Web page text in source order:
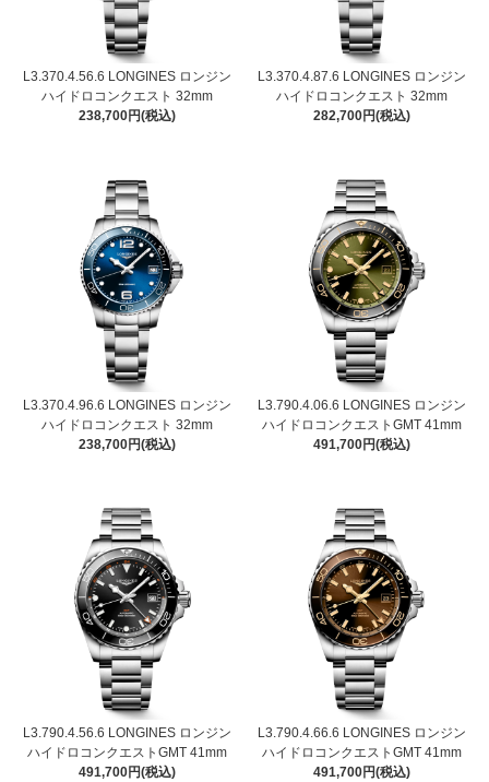
L3.370.4.56.6 LONGINES ロンジン
ハイドロコンクエスト 32mm
238,700円(税込)
L3.370.4.87.6 LONGINES ロンジン
ハイドロコンクエスト 32mm
282,700円(税込)
L3.370.4.96.6 LONGINES ロンジン
ハイドロコンクエスト 32mm
238,700円(税込)
L3.790.4.06.6 LONGINES ロンジン
ハイドロコンクエストGMT 41mm
491,700円(税込)
L3.790.4.56.6 LONGINES ロンジン
ハイドロコンクエストGMT 41mm
491,700円(税込)
L3.790.4.66.6 LONGINES ロンジン
ハイドロコンクエストGMT 41mm
491,700円(税込)